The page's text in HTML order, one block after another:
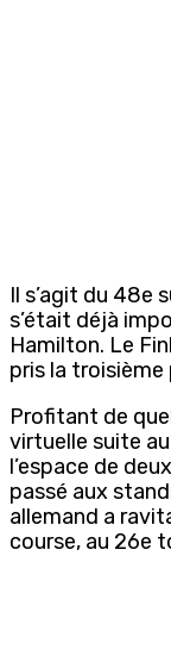
Il s’agit du 48e
s’était déjà
Hamilton. Le
pris la troisième
Profitant de
virtuelle suite
l’espace de
passé aux
allemand a
course, au 26e